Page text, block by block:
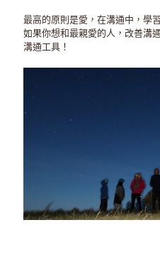
最高的原則是愛，在溝通中，學
如果你想和最親愛的人，改善溝
溝通工具！